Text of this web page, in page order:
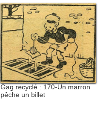
Gag recyclé : 170-Un marron
pêche un billet